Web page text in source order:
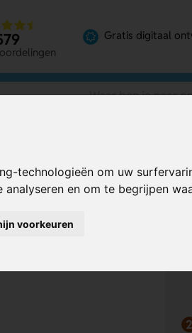
technologieën om uw
en om te begrijpen
voorkeuren
Gratis digitaal
2